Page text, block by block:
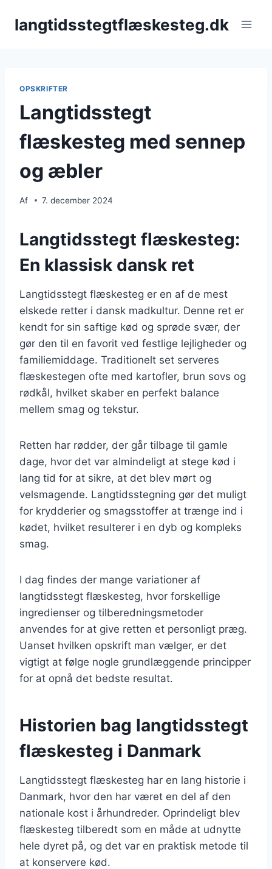
langtidsstegtflæskesteg.dk
OPSKRIFTER
Langtidsstegt
flæskesteg med sennep
og æbler
Af 7. december 2024
Langtidsstegt flæskesteg:
En klassisk dansk ret
Langtidsstegt flæskesteg er en af de mest
elskede retter i dansk madkultur. Denne ret er
kendt for sin saftige kød og sprøde svær, der
gør den til en favorit ved festlige lejligheder og
familiemiddage. Traditionelt set serveres
flæskestegen ofte med kartofler, brun sovs og
rødkål, hvilket skaber en perfekt balance
mellem smag og tekstur.
Retten har rødder, der går tilbage til gamle
dage, hvor det var almindeligt at stege kød i
lang tid for at sikre, at det blev mørt og
velsmagende. Langtidsstegning gør det muligt
for krydderier og smagsstoffer at trænge ind i
kødet, hvilket resulterer i en dyb og kompleks
smag.
I dag findes der mange variationer af
langtidsstegt flæskesteg, hvor forskellige
ingredienser og tilberedningsmetoder
anvendes for at give retten et personligt præg.
Uanset hvilken opskrift man vælger, er det
vigtigt at følge nogle grundlæggende principper
for at opnå det bedste resultat.
Historien bag langtidsstegt
flæskesteg i Danmark
Langtidsstegt flæskesteg har en lang historie i
Danmark, hvor den har været en del af den
nationale kost i århundreder. Oprindeligt blev
flæskesteg tilberedt som en måde at udnytte
hele dyret på, og det var en praktisk metode til
at konservere kød.